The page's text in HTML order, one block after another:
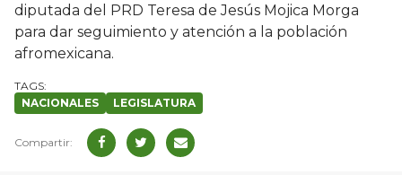
diputada del PRD Teresa de Jesús Mojica Morga
para dar seguimiento y atención a la población
afromexicana.
NACIONALES LEGISLATURA